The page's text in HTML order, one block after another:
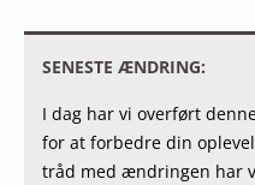
SENESTE ÆNDRING:
I dag har vi overført
for at forbedre din
tråd med ændringen har